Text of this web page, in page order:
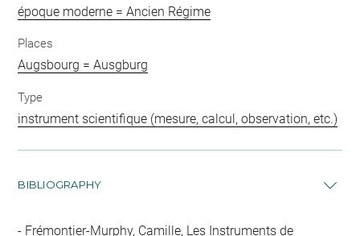
époque moderne = Ancien Régime
Places
Augsbourg = Ausgburg
Type
instrument scientifique (mesure, calcul, observation, etc.)
BIBLIOGRAPHY
Frémontier-Murphy, Camille, Les Instruments de